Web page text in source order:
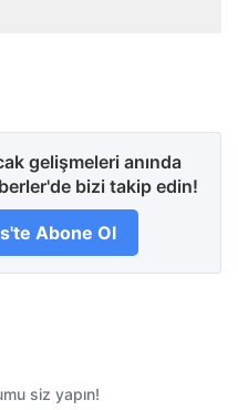
gelişmeleri anında
bizi takip edin!
Abone Ol
siz yapın!